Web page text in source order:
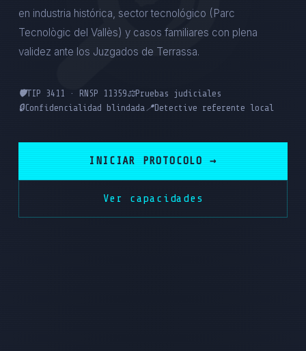
en industria histórica, sector tecnológico (Parc
Tecnològic del Vallès) y casos familiares con plena
validez ante los Juzgados de Terrassa.
🛡️TIP 3411 · RNSP 11359⚖️Pruebas judiciales
🔒Confidencialidad blindada 📍Detective referente local
INICIAR PROTOCOLO →
Ver capacidades